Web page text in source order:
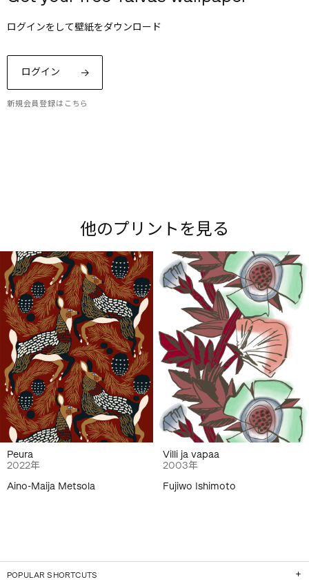
ログインをして壁紙をダウンロード
ログイン
新規会員登録はこちら
つわるストーリーをお楽しみください。
Explore all prints
他のプリントを見る
Peura
2022年
Aino-Maija Metsola
Villi ja vapaa
2003年
Fujiwo Ishimoto
POPULAR SHORTCUTS